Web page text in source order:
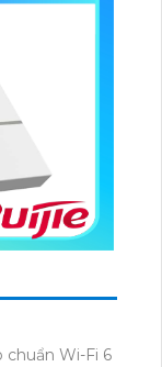
chuẩn Wi-Fi 6